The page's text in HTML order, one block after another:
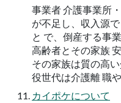
事業者 介護事業所
が不足し、収入源
と で、倒産する事
高齢者とその家族
その家族は質の高
役世代は介護離 職
カイポケについて